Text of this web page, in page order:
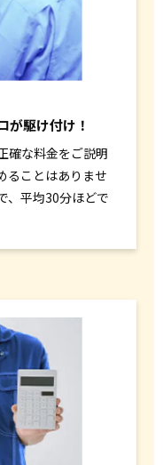
が駆け付け！
確な料金をご説明
ることはありませ
、平均30分ほどで